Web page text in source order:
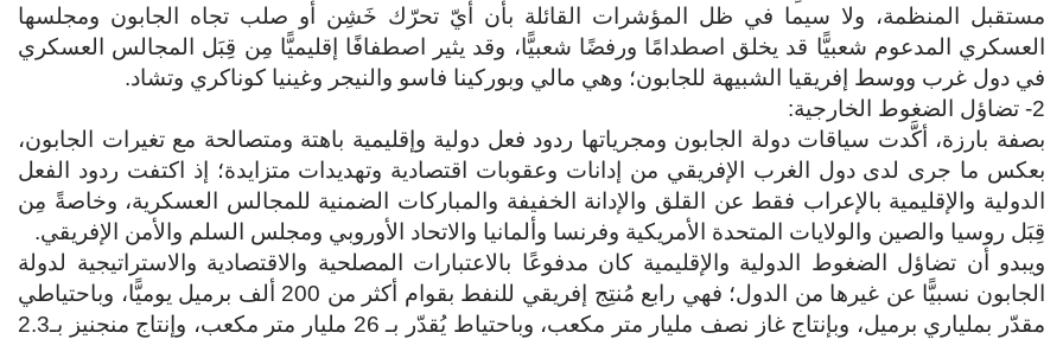
مستقبل المنظمة، ولا سيما في ظل المؤشرات القائلة بأن أيّ تحرّك خَشِن أو صلب تجاه الجابون ومجلسها
العسكري المدعوم شعبيًّا قد يخلق اصطدامًا ورفضًا شعبيًّا، وقد يثير اصطفافًا إقليميًّا مِن قِبَل المجالس العسكري
في دول غرب ووسط إفريقيا الشبيهة للجابون؛ وهي مالي وبوركينا فاسو والنيجر وغينيا كوناكري وتشاد.
2- تضاؤل الضغوط الخارجية:
بصفة بارزة، أكَّدت سياقات دولة الجابون ومجرياتها ردود فعل دولية وإقليمية باهتة ومتصالحة مع تغيرات الجابون،
بعكس ما جرى لدى دول الغرب الإفريقي من إدانات وعقوبات اقتصادية وتهديدات متزايدة؛ إذ اكتفت ردود الفعل
الدولية والإقليمية بالإعراب فقط عن القلق والإدانة الخفيفة والمباركات الضمنية للمجالس العسكرية، وخاصةً مِن
قِبَل روسيا والصين والولايات المتحدة الأمريكية وفرنسا وألمانيا والاتحاد الأوروبي ومجلس السلم والأمن الإفريقي.
ويبدو أن تضاؤل الضغوط الدولية والإقليمية كان مدفوعًا بالاعتبارات المصلحية والاقتصادية والاستراتيجية لدولة
الجابون نسبيًّا عن غيرها من الدول؛ فهي رابع مُنتِج إفريقي للنفط بقوام أكثر من 200 ألف برميل يوميًّا، وباحتياطي
مقدّر بملياري برميل، وبإنتاج غاز نصف مليار متر مكعب، وباحتياط يُقدّر بـ 26 مليار متر مكعب، وإنتاج منجنيز بـ2.3